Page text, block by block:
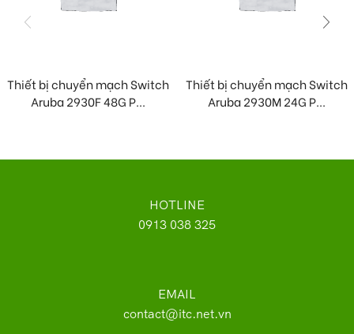
Thiết bị chuyển mạch Switch
Aruba 2930F 48G P...
Thiết bị chuyển mạch Switch
Aruba 2930M 24G P...
HOTLINE
0913 038 325
EMAIL
contact@itc.net.vn